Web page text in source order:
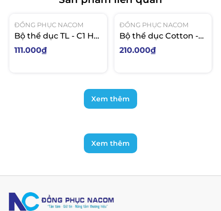
ĐỒNG PHỤC NACOM
Bộ thể dục TL - C1 Hà
Huy Giáp
111.000₫
ĐỒNG PHỤC NACOM
Bộ thể dục Cotton -
C2 Trảng Dài
210.000₫
Xem thêm
Xem thêm